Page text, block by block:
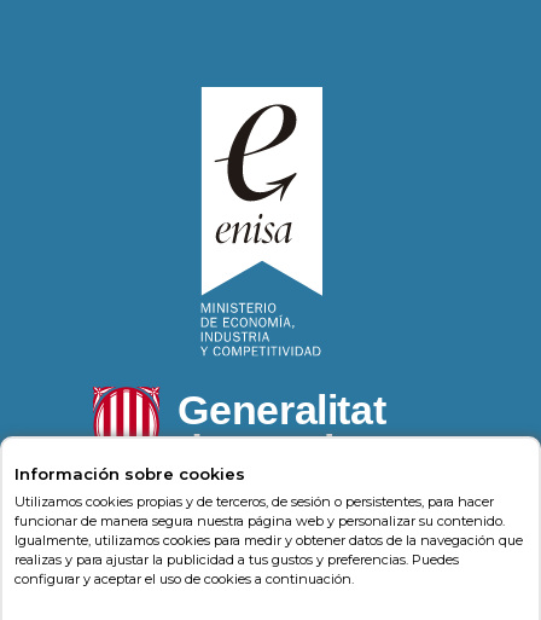
Psonríe Carrer de la Llacuna 162 08018, Barcelona
(Barcelona)-Psonrie.com
Información sobre cookies
Utilizamos cookies propias y de terceros, de sesión o persistentes, para hacer
funcionar de manera segura nuestra página web y personalizar su contenido.
Igualmente, utilizamos cookies para medir y obtener datos de la navegación que
realizas y para ajustar la publicidad a tus gustos y preferencias. Puedes
configurar y aceptar el uso de cookies a continuación.